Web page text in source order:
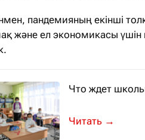
пандемияның екінші
және ел экономикасы үшін
Что ждет
В управлении
→